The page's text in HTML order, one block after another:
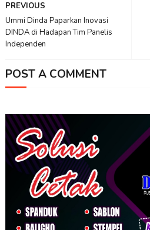
PREVIOUS
Ummi Dinda Paparkan Inovasi
DINDA di Hadapan Tim Panelis
Independen
POST A COMMENT